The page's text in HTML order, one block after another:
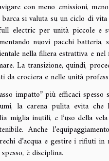
con meno emissioni,
si valuta su un ciclo di
electric per unità piccole e
nuovi pacchi
nella filiera estrattiva e
La transizione, quindi,
da crociera e nelle unità
impatto” più efficaci
la carena pulita evita
miglia inutili, e l’uso della
Anche
d’acqua e gestire i rifiuti
è disciplina.